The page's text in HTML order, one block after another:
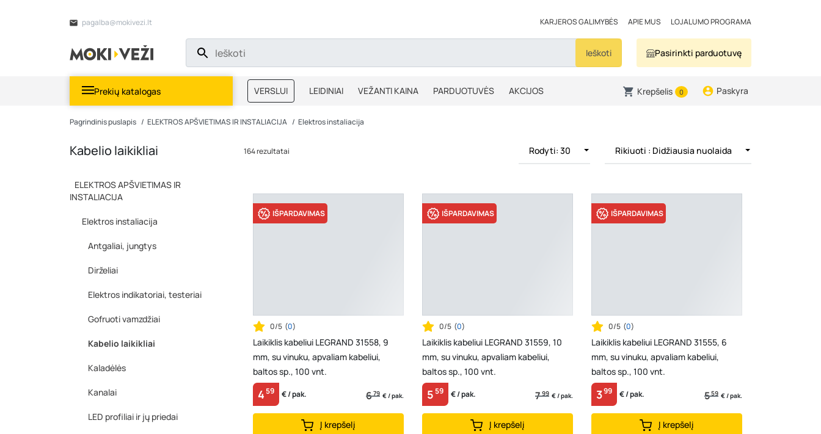
pagalba@mokivezi.lt KARJEROS GALIMYBĖS APIE MUS LOJALUMO PROGRAMA
Ieškoti Pasirinkti parduotuvę
Prekių katalogas VERSLUI LEIDINIAI VEŽANTI KAINA PARDUOTUVĖS AKCIJOS
MOKIBLOGAS IŠPARDAVIMAS
Krepšelis 0 Paskyra
Pagrindinis puslapis ELEKTROS APŠVIETIMAS IR INSTALIACIJA Elektros instaliacija
Kabelio laikikliai
ELEKTROS APŠVIETIMAS IR
INSTALIACIJA
Elektros instaliacija
Antgaliai, jungtys
Dirželiai
Elektros indikatoriai, testeriai
Gofruoti vamzdžiai
Kabelio laikikliai
Kaladėlės
Kanalai
LED profiliai ir jų priedai
164 rezultatai Rodyti: 30 Rikiuoti : Didžiausia nuolaida
IŠPARDAVIMAS
0/5 (0)
Laikiklis kabeliui LEGRAND 31558, 9
mm, su vinuku, apvaliam kabeliui,
baltos sp., 100 vnt.
459 € / pak. 679 € / pak.
Į krepšelį
IŠPARDAVIMAS
0/5 (0)
Laikiklis kabeliui LEGRAND 31559, 10
mm, su vinuku, apvaliam kabeliui,
baltos sp., 100 vnt.
559 € / pak. 799 € / pak.
Į krepšelį
IŠPARDAVIMAS
0/5 (0)
Laikiklis kabeliui LEGRAND 31555, 6
mm, su vinuku, apvaliam kabeliui,
baltos sp., 100 vnt.
399 € / pak. 559 € / pak.
Į krepšelį